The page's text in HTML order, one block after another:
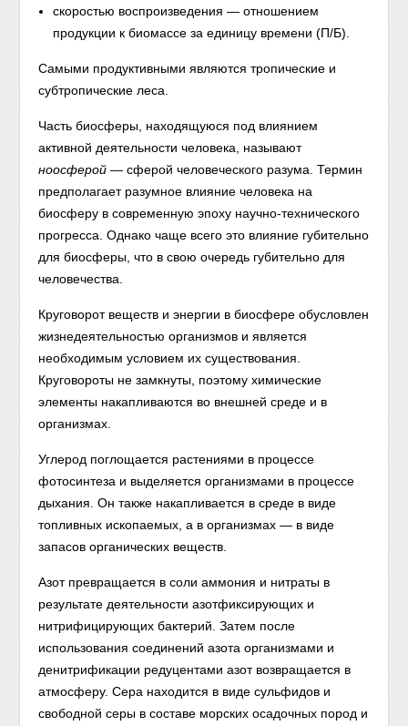
скоростью воспроизведения — отношением
продукции к биомассе за единицу времени (П/Б).
Самыми продуктивными являются тропические и
субтропические леса.
Часть биосферы, находящуюся под влиянием
активной деятельности человека, называют
ноосферой — сферой человеческого разума. Термин
предполагает разумное влияние человека на
биосферу в современную эпоху научно-технического
прогресса. Однако чаще всего это влияние губительно
для биосферы, что в свою очередь губительно для
человечества.
Круговорот веществ и энергии в биосфере обусловлен
жизнедеятельностью организмов и является
необходимым условием их существования.
Круговороты не замкнуты, поэтому химические
элементы накапливаются во внешней среде и в
организмах.
Углерод поглощается растениями в процессе
фотосинтеза и выделяется организмами в процессе
дыхания. Он также накапливается в среде в виде
топливных ископаемых, а в организмах — в виде
запасов органических веществ.
Азот превращается в соли аммония и нитраты в
результате деятельности азотфиксирующих и
нитрифицирующих бактерий. Затем после
использования соединений азота организмами и
денитрификации редуцентами азот возвращается в
атмосферу. Сера находится в виде сульфидов и
свободной серы в составе морских осадочных пород и